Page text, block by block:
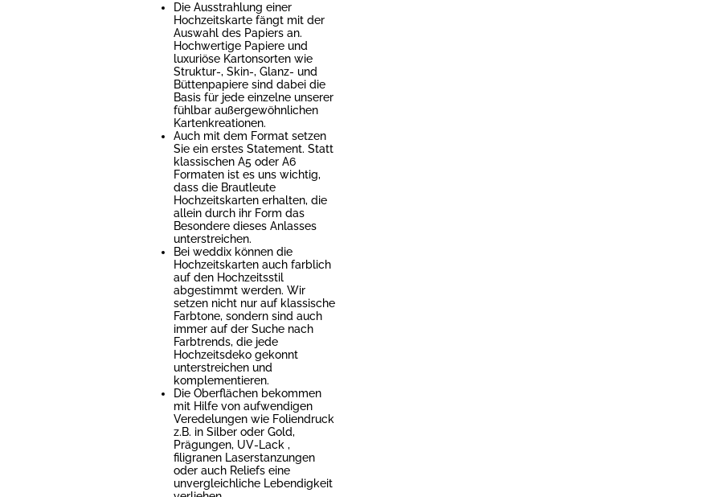
Die Ausstrahlung einer
Hochzeitskarte fängt mit der
Auswahl des Papiers an.
Hochwertige Papiere und
luxuriöse Kartonsorten wie
Struktur-, Skin-, Glanz- und
Büttenpapiere sind dabei die
Basis für jede einzelne unserer
fühlbar außergewöhnlichen
Kartenkreationen.
Auch mit dem Format setzen
Sie ein erstes Statement. Statt
klassischen A5 oder A6
Formaten ist es uns wichtig,
dass die Brautleute
Hochzeitskarten erhalten, die
allein durch ihr Form das
Besondere dieses Anlasses
unterstreichen.
Bei weddix können die
Hochzeitskarten auch farblich
auf den Hochzeitsstil
abgestimmt werden. Wir
setzen nicht nur auf klassische
Farbtone, sondern sind auch
immer auf der Suche nach
Farbtrends, die jede
Hochzeitsdeko gekonnt
unterstreichen und
komplementieren.
Die Oberflächen bekommen
mit Hilfe von aufwendigen
Veredelungen wie Foliendruck
z.B. in Silber oder Gold,
Prägungen, UV-Lack ,
filigranen Laserstanzungen
oder auch Reliefs eine
unvergleichliche Lebendigkeit